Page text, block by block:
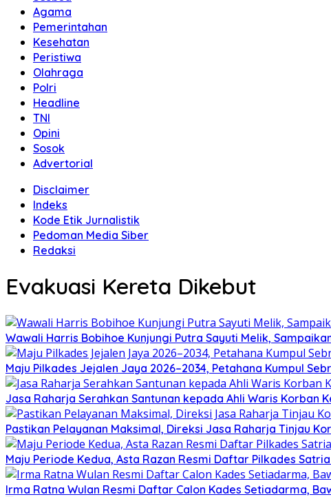
Agama
Pemerintahan
Kesehatan
Peristiwa
Olahraga
Polri
Headline
TNI
Opini
Sosok
Advertorial
Disclaimer
Indeks
Kode Etik Jurnalistik
Pedoman Media Siber
Redaksi
Evakuasi Kereta Dikebut
Wawali Harris Bobihoe Kunjungi Putra Sayuti Melik,
Maju Pilkades Jejalen Jaya 2026–2034, Petahana Kumpul
Jasa Raharja Serahkan Santunan kepada Ahli Waris Korban
Pastikan Pelayanan Maksimal, Direksi Jasa Raharja Tinjau
Maju Periode Kedua, Asta Razan Resmi Daftar Pilkades
Irma Ratna Wulan Resmi Daftar Calon Kades Setiadarma,